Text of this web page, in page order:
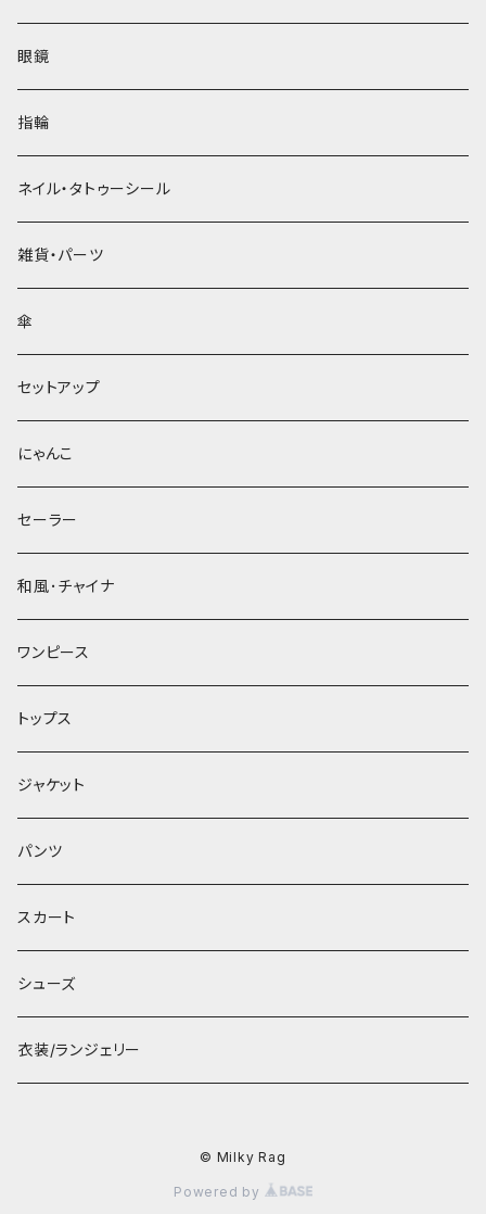
眼鏡
指輪
ネイル・タトゥーシール
雑貨・パーツ
傘
セットアップ
にゃんこ
セーラー
和風･チャイナ
ワンピース
トップス
ジャケット
パンツ
スカート
シューズ
衣装/ランジェリー
© Milky Rag
Powered by